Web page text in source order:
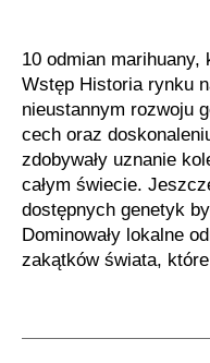
10 odmian marihuany,
Wstęp Historia rynku
nieustannym rozwoju
cech oraz
zdobywały uznanie
całym świecie.
dostępnych genetyk
Dominowały lokalne
zakątków świata,